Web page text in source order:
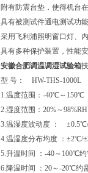
附有防震台垫，使得机台
具有被测试件通电测试功
采用飞利浦照明窗口灯、
具有多种保护装置，性能
安徽合肥调温调湿试验箱
型 号： HW-THS-1000L
1.温度范围：-40℃～
2.湿度范围：20%～98%RH
3.温湿度波动度 ： ±0.5℃/
4.温湿度分布均度 ：±2℃/
5.升温时间 ：-40～100℃
6.降温时间 ：20～-20℃约